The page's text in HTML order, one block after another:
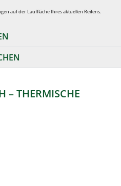
auf der Lauffläche Ihres aktuellen Reifens.
– THERMISCHE